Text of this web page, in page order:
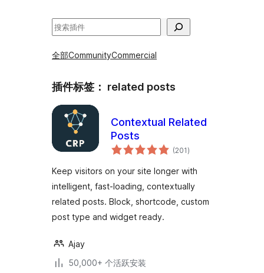
搜
全部CommunityCommercial
插件标签： related posts
Contextual Related
Posts
(201总
评)
Keep visitors on your site longer with
intelligent, fast-loading, contextually
related posts. Block, shortcode, custom
post type and widget ready.
Ajay
50,000+ 个活跃安装